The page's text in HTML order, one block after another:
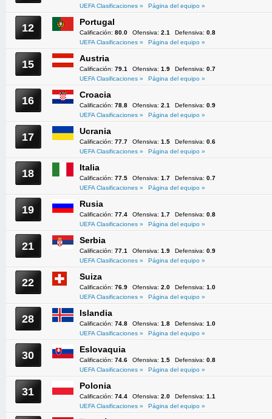
UEFA Clasificaciones »
Página del equipo »
12 Portugal
Calificación: 80.0 Ofensiva: 2.1 Defensiva: 0.8
UEFA Clasificaciones »
Página del equipo »
15 Austria
Calificación: 79.1 Ofensiva: 1.9 Defensiva: 0.7
UEFA Clasificaciones »
Página del equipo »
16 Croacia
Calificación: 78.8 Ofensiva: 2.1 Defensiva: 0.9
UEFA Clasificaciones »
Página del equipo »
17 Ucrania
Calificación: 77.7 Ofensiva: 1.5 Defensiva: 0.6
UEFA Clasificaciones »
Página del equipo »
18 Italia
Calificación: 77.5 Ofensiva: 1.7 Defensiva: 0.7
UEFA Clasificaciones »
Página del equipo »
19 Rusia
Calificación: 77.4 Ofensiva: 1.7 Defensiva: 0.8
UEFA Clasificaciones »
Página del equipo »
21 Serbia
Calificación: 77.1 Ofensiva: 1.9 Defensiva: 0.9
UEFA Clasificaciones »
Página del equipo »
22 Suiza
Calificación: 76.9 Ofensiva: 2.0 Defensiva: 1.0
UEFA Clasificaciones »
Página del equipo »
28 Islandia
Calificación: 74.8 Ofensiva: 1.8 Defensiva: 1.0
UEFA Clasificaciones »
Página del equipo »
30 Eslovaquia
Calificación: 74.6 Ofensiva: 1.5 Defensiva: 0.8
UEFA Clasificaciones »
Página del equipo »
31 Polonia
Calificación: 74.4 Ofensiva: 2.0 Defensiva: 1.1
UEFA Clasificaciones »
Página del equipo »